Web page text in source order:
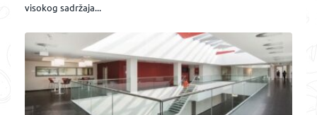
visokog sadržaja...